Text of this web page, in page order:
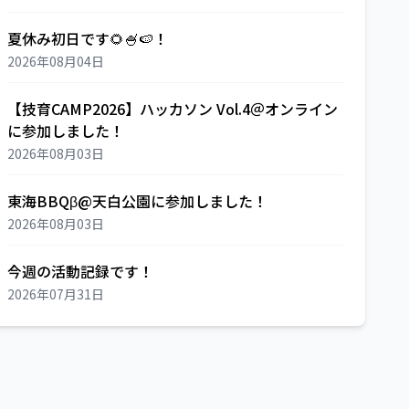
夏休み初日です🌻🍧🍉！
2026年08月04日
【技育CAMP2026】ハッカソン Vol.4＠オンライン
に参加しました！
2026年08月03日
東海BBQβ@天白公園に参加しました！
2026年08月03日
今週の活動記録です！
2026年07月31日